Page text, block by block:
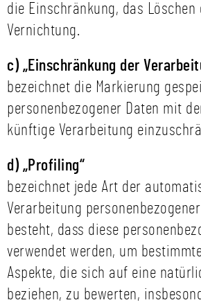
die Einschränkung, das Löschen
Vernichtung.
c) „Einschränkung der
bezeichnet die Markierung
personenbezogener Daten mit
künftige Verarbeitung
d) „Profiling“
bezeichnet jede Art der
Verarbeitung
besteht, dass diese
verwendet werden, um
Aspekte, die sich auf eine
beziehen, zu bewerten,